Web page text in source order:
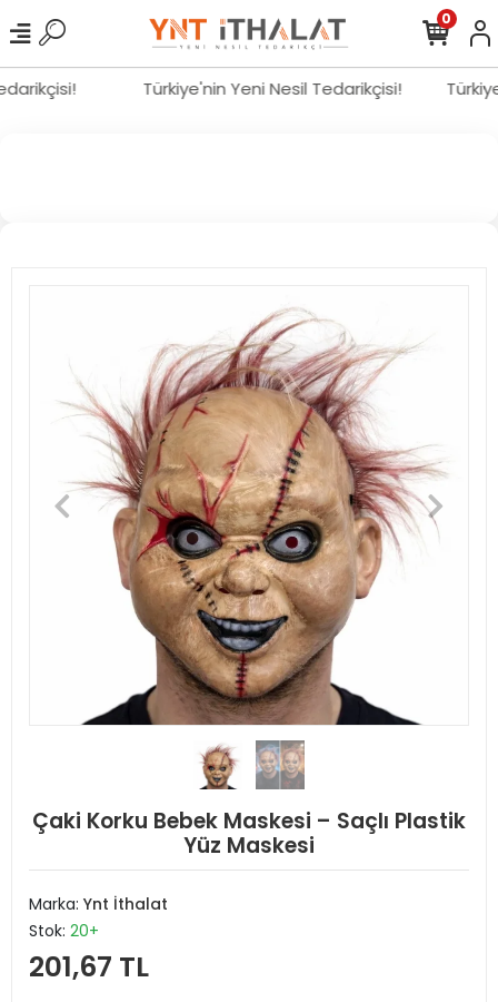
Türkiye'nin Yeni Nesil Tedarikçisi!
0
Çaki Korku Bebek Maskesi – Saçlı Plastik
Yüz Maskesi
Marka: Ynt İthalat
Stok: 20+
201,67 TL